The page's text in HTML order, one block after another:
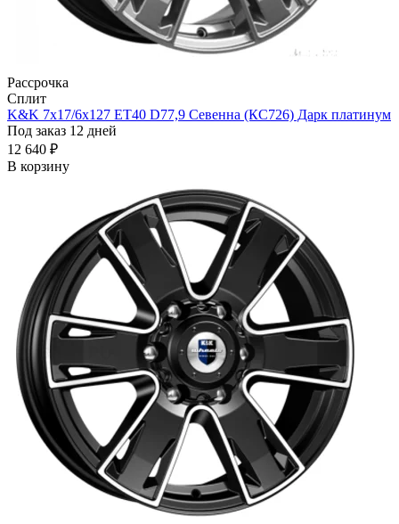
Рассрочка
Сплит
K&K 7x17/6x127 ET40 D77,9 Севенна (КС726) Дарк платинум
Под заказ 12 дней
12 640 ₽
В корзину